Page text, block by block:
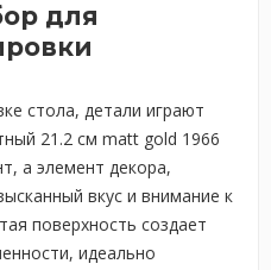
для
стола, детали играют
21.2 см matt gold 1966
а элемент декора,
вкус и внимание к
поверхность создает
идеально